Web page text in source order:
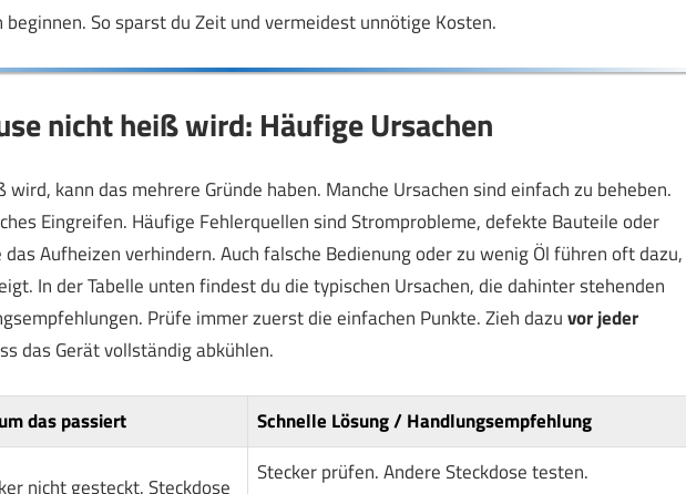
So sparst du Zeit und vermeidest unnötige Kosten.
nicht heiß wird: Häufige Ursachen
kann das mehrere Gründe haben. Manche Ursachen sind einfach zu beheben.
Eingreifen. Häufige Fehlerquellen sind Stromprobleme, defekte Bauteile oder
Aufheizen verhindern. Auch falsche Bedienung oder zu wenig Öl führen oft dazu,
In der Tabelle unten findest du die typischen Ursachen, die dahinter stehenden
Prüfe immer zuerst die einfachen Punkte. Zieh dazuvor jeder
das Gerät vollständig abkühlen.
das passiert Schnelle Lösung / Handlungsempfehlung
nicht gesteckt. Steckdose
Stecker prüfen. Andere Steckdose testen.